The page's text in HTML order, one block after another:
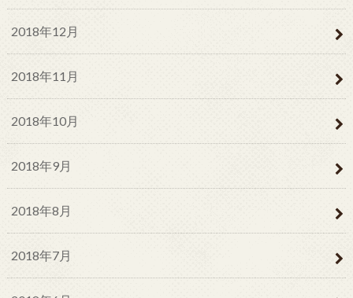
2018年12月
2018年11月
2018年10月
2018年9月
2018年8月
2018年7月